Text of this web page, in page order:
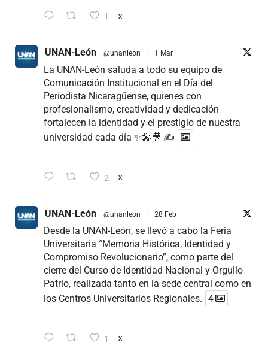
1 X
UNAN-León @unanleon · 1 Mar
La UNAN-León saluda a todo su equipo de
Comunicación Institucional en el Día del
Periodista Nicaragüense, quienes con
profesionalismo, creatividad y dedicación
fortalecen la identidad y el prestigio de nuestra
universidad cada día ✨🎤🎥 ✍
2 X
UNAN-León @unanleon · 28 Feb
Desde la UNAN-León, se llevó a cabo la Feria
Universitaria “Memoria Histórica, Identidad y
Compromiso Revolucionario”, como parte del
cierre del Curso de Identidad Nacional y Orgullo
Patrio, realizada tanto en la sede central como en
los Centros Universitarios Regionales. 4
1 X